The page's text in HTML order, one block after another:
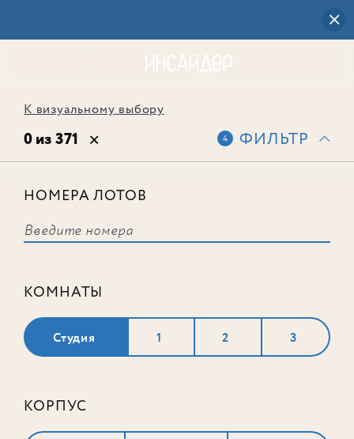
К визуальному выбору
0 из 371 4 ФИЛЬТР
НОМЕРА ЛОТОВ
КОМНАТЫ
Студия 1 2 3
КОРПУС
соответствует ни одного лота